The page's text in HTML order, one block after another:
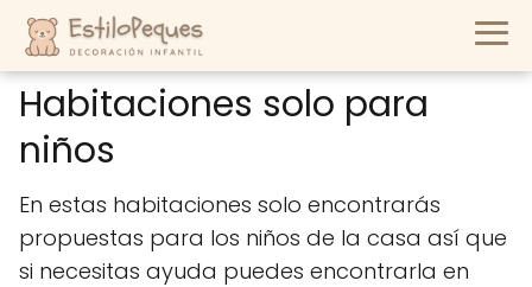
Habitaciones solo para
niños
En estas habitaciones solo encontrarás
propuestas para los niños de la casa así que
si necesitas ayuda puedes encontrarla en